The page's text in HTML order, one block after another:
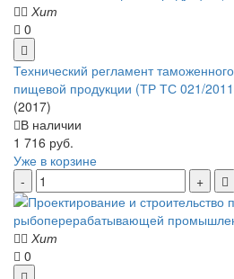
Хит
0
Технический регламент
пищевой продукции (ТР ТС 021/
(2017)
В наличии
1 716 руб.
Уже в корзине
Хит
0